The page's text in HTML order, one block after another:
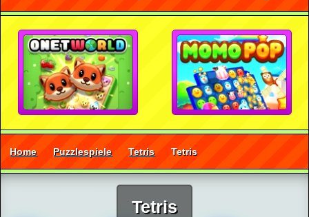
Home Puzzlespiele Tetris Tetris
Tetris